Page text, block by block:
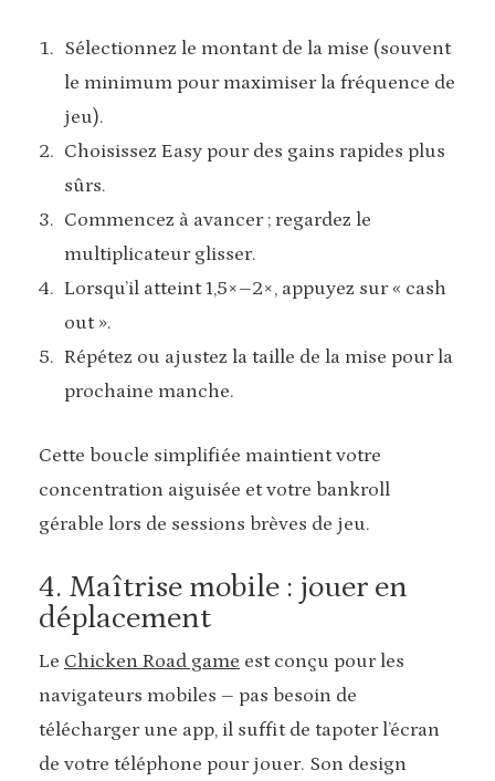
Sélectionnez le montant de la mise (souvent
le minimum pour maximiser la fréquence de
jeu).
Choisissez Easy pour des gains rapides plus
sûrs.
Commencez à avancer ; regardez le
multiplicateur glisser.
Lorsqu’il atteint 1,5×–2×, appuyez sur « cash
out ».
Répétez ou ajustez la taille de la mise pour la
prochaine manche.
Cette boucle simplifiée maintient votre
concentration aiguisée et votre bankroll
gérable lors de sessions brèves de jeu.
4. Maîtrise mobile : jouer en
déplacement
Le Chicken Road game est conçu pour les
navigateurs mobiles – pas besoin de
télécharger une app, il suffit de tapoter l’écran
de votre téléphone pour jouer. Son design